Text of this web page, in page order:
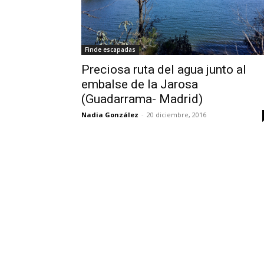
Finde escapadas
Preciosa ruta del agua junto al
embalse de la Jarosa
(Guadarrama- Madrid)
Nadia González - 20 diciembre, 2016